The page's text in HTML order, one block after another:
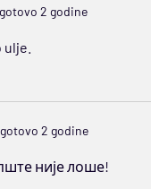
2 godine
2 godine
није лоше!